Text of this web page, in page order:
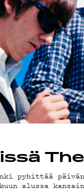
pyhittää
alussa